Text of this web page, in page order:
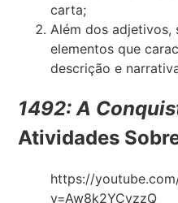
carta;
Além dos
elementos que
descrição e
1492: A
Atividades
https://
v=Aw8k2YCvzzQ